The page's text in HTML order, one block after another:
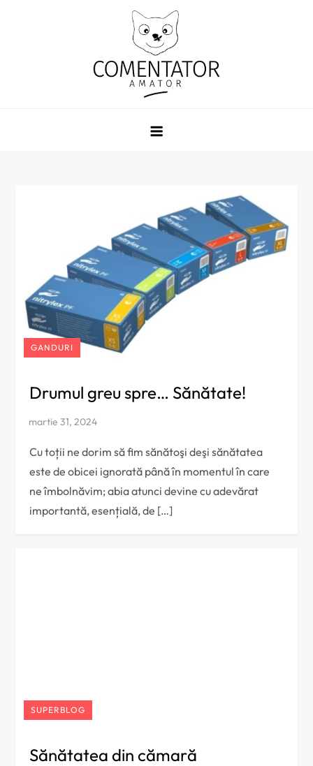
GANDURI
Drumul greu spre… Sănătate!
Cu toții ne dorim să fim sănătoşi deşi sănătatea
este de obicei ignorată până în momentul în care
ne îmbolnăvim; abia atunci devine cu adevărat
importantă, esențială, de […]
SUPERBLOG
Sănătatea din cămară